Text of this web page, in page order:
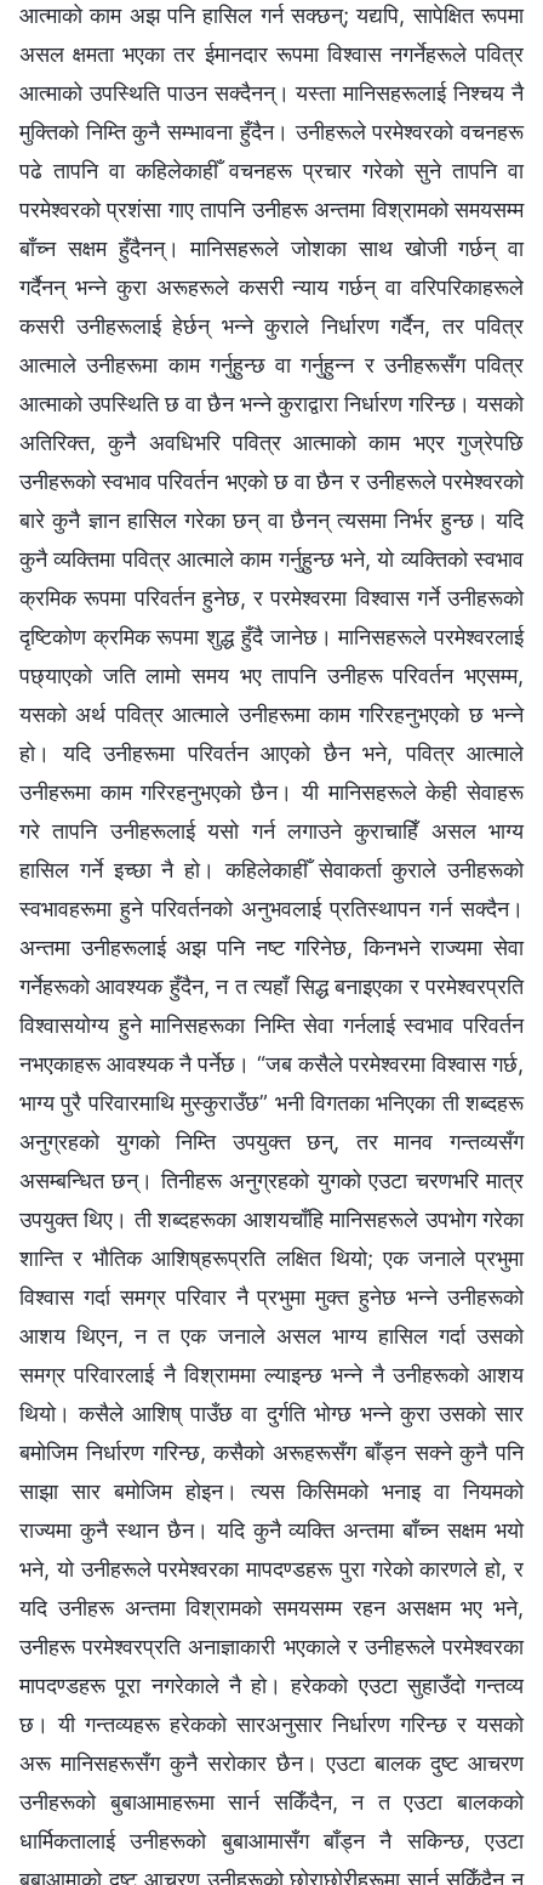
आत्माको काम अझ पनि हासिल गर्न सक्छन्; यद्यपि, सापेक्षित रूपमा
असल क्षमता भएका तर ईमानदार रूपमा विश्‍वास नगर्नेहरूले पवित्र
आत्माको उपस्थिति पाउन सक्दैनन्। यस्ता मानिसहरूलाई निश्‍चय नै
मुक्तिको निम्ति कुनै सम्भावना हुँदैन। उनीहरूले परमेश्‍वरको वचनहरू
पढे तापनि वा कहिलेकाहीँ वचनहरू प्रचार गरेको सुने तापनि वा
परमेश्‍वरको प्रशंसा गाए तापनि उनीहरू अन्तमा विश्रामको समयसम्म
बाँच्न सक्षम हुँदैनन्। मानिसहरूले जोशका साथ खोजी गर्छन् वा
गर्दैनन् भन्ने कुरा अरूहरूले कसरी न्याय गर्छन् वा वरिपरिकाहरूले
कसरी उनीहरूलाई हेर्छन् भन्ने कुराले निर्धारण गर्दैन, तर पवित्र
आत्माले उनीहरूमा काम गर्नुहुन्छ वा गर्नुहुन्न र उनीहरूसँग पवित्र
आत्माको उपस्थिति छ वा छैन भन्ने कुराद्वारा निर्धारण गरिन्छ। यसको
अतिरिक्त, कुनै अवधिभरि पवित्र आत्माको काम भएर गुज्रेपछि
उनीहरूको स्वभाव परिवर्तन भएको छ वा छैन र उनीहरूले परमेश्‍वरको
बारे कुनै ज्ञान हासिल गरेका छन् वा छैनन् त्यसमा निर्भर हुन्छ। यदि
कुनै व्यक्तिमा पवित्र आत्माले काम गर्नुहुन्छ भने, यो व्यक्तिको स्वभाव
क्रमिक रूपमा परिवर्तन हुनेछ, र परमेश्‍वरमा विश्‍वास गर्ने उनीहरूको
दृष्टिकोण क्रमिक रूपमा शुद्ध हुँदै जानेछ। मानिसहरूले परमेश्‍वरलाई
पछ्याएको जति लामो समय भए तापनि उनीहरू परिवर्तन भएसम्म,
यसको अर्थ पवित्र आत्माले उनीहरूमा काम गरिरहनुभएको छ भन्ने
हो। यदि उनीहरूमा परिवर्तन आएको छैन भने, पवित्र आत्माले
उनीहरूमा काम गरिरहनुभएको छैन। यी मानिसहरूले केही सेवाहरू
गरे तापनि उनीहरूलाई यसो गर्न लगाउने कुराचाहिँ असल भाग्य
हासिल गर्ने इच्छा नै हो। कहिलेकाहीँ सेवाकर्ता कुराले उनीहरूको
स्वभावहरूमा हुने परिवर्तनको अनुभवलाई प्रतिस्थापन गर्न सक्दैन।
अन्तमा उनीहरूलाई अझ पनि नष्ट गरिनेछ, किनभने राज्यमा सेवा
गर्नेहरूको आवश्यक हुँदैन, न त त्यहाँ सिद्ध बनाइएका र परमेश्‍वरप्रति
विश्‍वासयोग्य हुने मानिसहरूका निम्ति सेवा गर्नलाई स्वभाव परिवर्तन
नभएकाहरू आवश्यक नै पर्नेछ। “जब कसैले परमेश्‍वरमा विश्‍वास गर्छ,
भाग्य पुरै परिवारमाथि मुस्कुराउँछ” भनी विगतका भनिएका ती शब्दहरू
अनुग्रहको युगको निम्ति उपयुक्त छन्, तर मानव गन्तव्यसँग
असम्बन्धित छन्। तिनीहरू अनुग्रहको युगको एउटा चरणभरि मात्र
उपयुक्त थिए। ती शब्दहरूका आशयचाँहि मानिसहरूले उपभोग गरेका
शान्ति र भौतिक आशिष्‌हरूप्रति लक्षित थियो; एक जनाले प्रभुमा
विश्‍वास गर्दा समग्र परिवार नै प्रभुमा मुक्त हुनेछ भन्ने उनीहरूको
आशय थिएन, न त एक जनाले असल भाग्य हासिल गर्दा उसको
समग्र परिवारलाई नै विश्राममा ल्याइन्छ भन्ने नै उनीहरूको आशय
थियो। कसैले आशिष्‌ पाउँछ वा दुर्गति भोग्छ भन्ने कुरा उसको सार
बमोजिम निर्धारण गरिन्छ, कसैको अरूहरूसँग बाँड्न सक्ने कुनै पनि
साझा सार बमोजिम होइन। त्यस किसिमको भनाइ वा नियमको
राज्यमा कुनै स्थान छैन। यदि कुनै व्यक्ति अन्तमा बाँच्न सक्षम भयो
भने, यो उनीहरूले परमेश्‍वरका मापदण्डहरू पुरा गरेको कारणले हो, र
यदि उनीहरू अन्तमा विश्रामको समयसम्म रहन असक्षम भए भने,
उनीहरू परमेश्‍वरप्रति अनाज्ञाकारी भएकाले र उनीहरूले परमेश्‍वरका
मापदण्डहरू पूरा नगरेकाले नै हो। हरेकको एउटा सुहाउँदो गन्तव्य
छ। यी गन्तव्यहरू हरेकको सारअनुसार निर्धारण गरिन्छ र यसको
अरू मानिसहरूसँग कुनै सरोकार छैन। एउटा बालक दुष्ट आचरण
उनीहरूको बुबाआमाहरूमा सार्न सकिँदैन, न त एउटा बालकको
धार्मिकतालाई उनीहरूको बुबाआमासँग बाँड्न नै सकिन्छ, एउटा
बुबाआमाको दुष्ट आचरण उनीहरूको छोराछोरीहरूमा सार्न सकिँदैन न